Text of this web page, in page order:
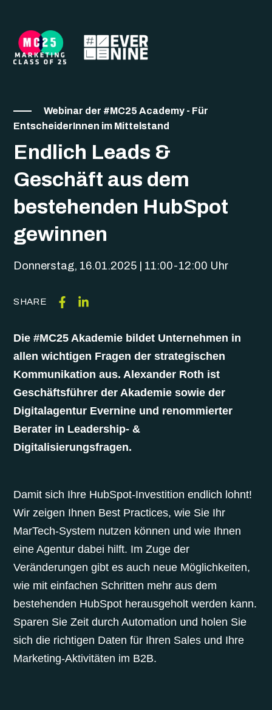
Webinar der #MC25 Academy - Für
EntscheiderInnen im Mittelstand
Endlich Leads &
Geschäft aus dem
bestehenden HubSpot
gewinnen
Donnerstag, 16.01.2025 | 11:00-12:00 Uhr
SHARE
Die #MC25 Akademie bildet Unternehmen in
allen wichtigen Fragen der strategischen
Kommunikation aus. Alexander Roth ist
Geschäftsführer der Akademie sowie der
Digitalagentur Evernine und renommierter
Berater in Leadership- &
Digitalisierungsfragen.
Damit sich Ihre HubSpot-Investition endlich lohnt!
Wir zeigen Ihnen Best Practices, wie Sie Ihr
MarTech-System nutzen können und wie Ihnen
eine Agentur dabei hilft. Im Zuge der
Veränderungen gibt es auch neue Möglichkeiten,
wie mit einfachen Schritten mehr aus dem
bestehenden HubSpot herausgeholt werden kann.
Sparen Sie Zeit durch Automation und holen Sie
sich die richtigen Daten für Ihren Sales und Ihre
Marketing-Aktivitäten im B2B.